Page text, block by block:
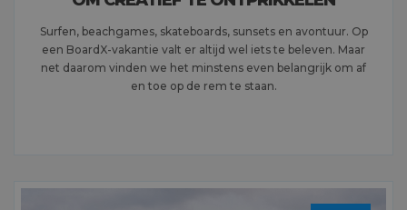
Surfen, beachgames, skateboards, sunsets en avontuur. Op
een BoardX-vakantie valt er altijd wel iets te beleven. Maar
net daarom vinden we het minstens even belangrijk om af
en toe op de rem te staan.